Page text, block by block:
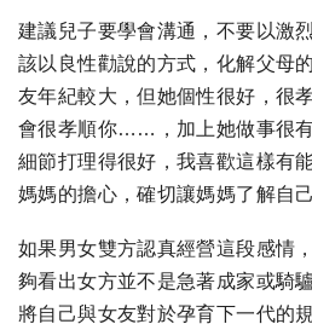
建議兒子要學會溝通，不要以激
該以良性勸說的方式，化解父母
友年紀較大，但她個性很好，很
會很孝順你……，加上她做事很
細節打理得很好，我喜歡這樣
媽媽的擔心，確切讓媽媽了解自
如果男女雙方認真經營這段感情
夠看出女方並不是急著成家或騎
將自己與女友對於孕育下一代的